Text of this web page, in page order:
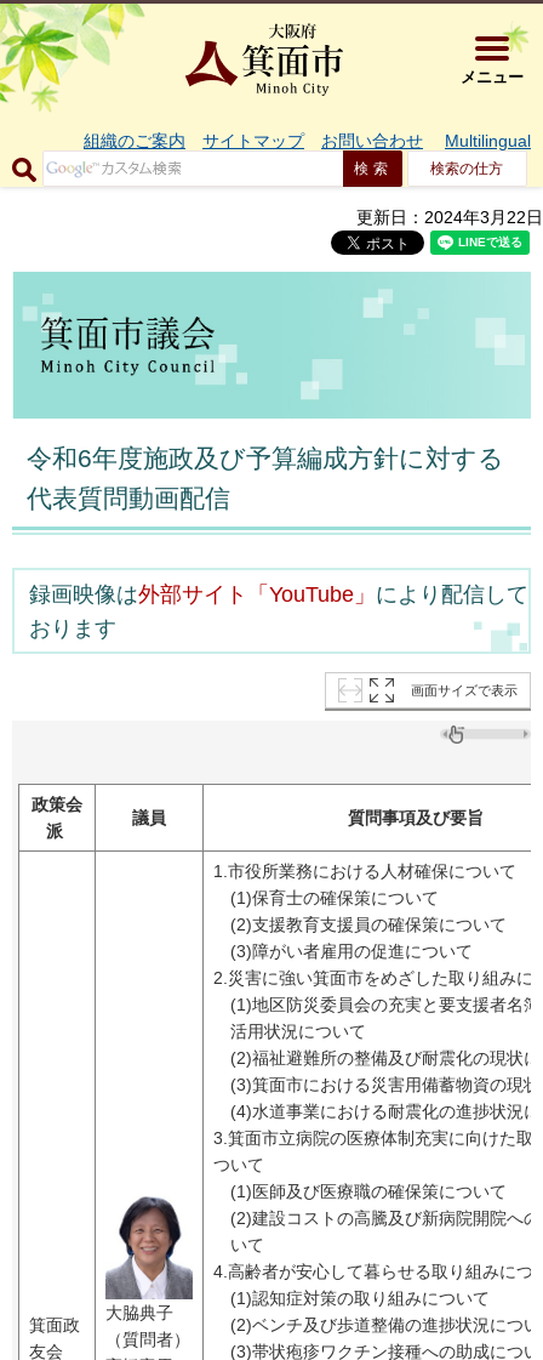
大阪府箕
メニュー
組織のご案内 サイトマップ お問い合わせ Multilingual
検索の仕方
更新日：2024年3月22日
令和6年度施政及び予算編成方針に対する
代表質問動画配信
録画映像は外部サイト「YouTube」 により配信して
おります
画面サイズで表示
政策会
派
議員 質問事項及び要旨
箕面政
友会
大脇典子
（質問者）
1.市役所業務における人材確保について
(1)保育士の確保策について
(2)支援教育支援員の確保策について
(3)障がい者雇用の促進について
2.災害に強い箕面市をめざした取り組みに
(1)地区防災委員会の充実と要支援者名
活用状況について
(2)福祉避難所の整備及び耐震化の現状
(3)箕面市における災害用備蓄物資の現
(4)水道事業における耐震化の進捗状況
3.箕面市立病院の医療体制充実に向けた取
ついて
(1)医師及び医療職の確保策について
(2)建設コストの高騰及び新病院開院へ
いて
4.高齢者が安心して暮らせる取り組みにつ
(1)認知症対策の取り組みについて
(2)ベンチ及び歩道整備の進捗状況につ
(3)帯状疱疹ワクチン接種への助成につ